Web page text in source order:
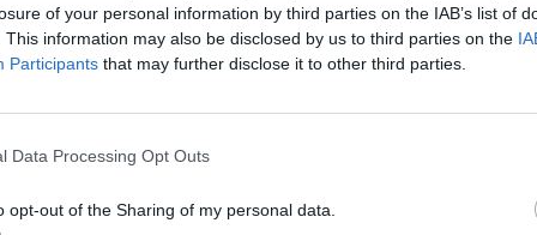
of your personal information by third parties on the IAB’s list of
This information may also be disclosed by us to third parties on the
Participants that may further disclose it to other third parties.
Data Processing Opt Outs
opt-out of the Sharing of my personal data.